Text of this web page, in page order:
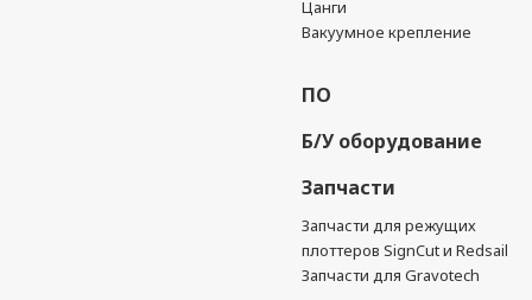
Цанги
Вакуумное крепление
ПО
Б/У оборудование
Запчасти
Запчасти для режущих
плоттеров SignCut и Redsail
Запчасти для Gravotech